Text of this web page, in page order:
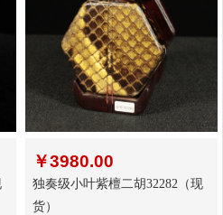
￥3980.00
独奏级小叶紫檀二胡32282（现
货）